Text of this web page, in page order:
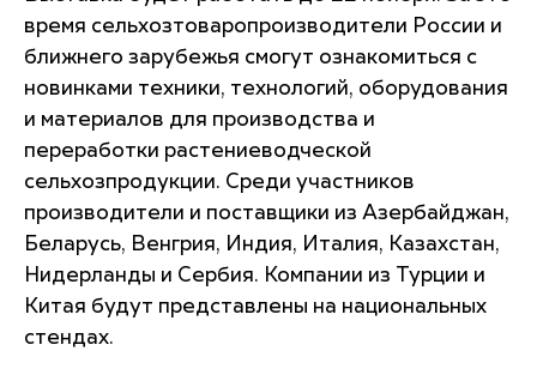
время сельхозтоваропроизводители России и
ближнего зарубежья смогут ознакомиться с
новинками техники, технологий, оборудования
и материалов для производства и
переработки растениеводческой
сельхозпродукции. Среди участников
производители и поставщики из Азербайджан,
Беларусь, Венгрия, Индия, Италия, Казахстан,
Нидерланды и Сербия. Компании из Турции и
Китая будут представлены на национальных
стендах.